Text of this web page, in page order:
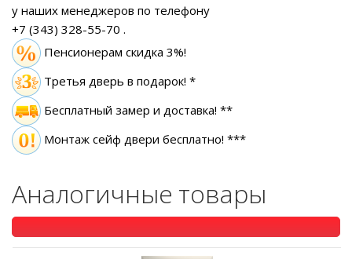
у наших менеджеров по телефону
+7 (343) 328-55-70 .
Пенсионерам скидка 3%!
Третья дверь в подарок! *
Бесплатный замер и доставка! **
Монтаж сейф двери бесплатно! ***
Аналогичные товары